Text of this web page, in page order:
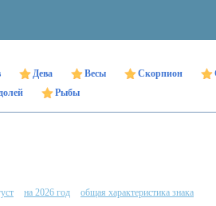
Дева Весы Скорпион
Рыбы
на 2026 год
общая характеристика знака